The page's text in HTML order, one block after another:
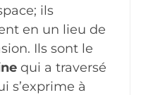
ils
en un lieu de
Ils sont le
qui a traversé
s’exprime à